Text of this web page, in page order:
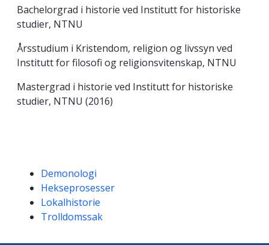
Bachelorgrad i historie ved Institutt for historiske
studier, NTNU
Årsstudium i Kristendom, religion og livssyn ved
Institutt for filosofi og religionsvitenskap, NTNU
Mastergrad i historie ved Institutt for historiske
studier, NTNU (2016)
Kompetanseord
Demonologi
Hekseprosesser
Lokalhistorie
Trolldomssak